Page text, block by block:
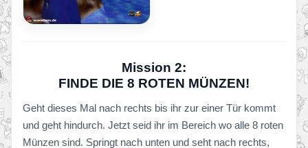
Mission 2:
FINDE DIE 8 ROTEN MÜNZEN!
Geht dieses Mal nach rechts bis ihr zur einer Tür kommt
und geht hindurch. Jetzt seid ihr im Bereich wo alle 8 roten
Münzen sind. Springt nach unten und seht nach rechts,